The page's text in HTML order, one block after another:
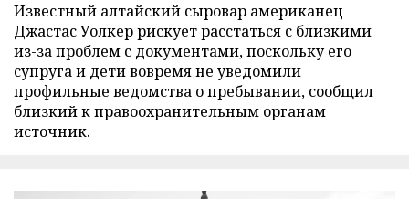
Известный алтайский сыровар американец
Джастас Уолкер рискует расстаться с близкими
из-за проблем с документами, поскольку его
супруга и дети вовремя не уведомили
профильные ведомства о пребывании, сообщил
близкий к правоохранительным органам
источник.